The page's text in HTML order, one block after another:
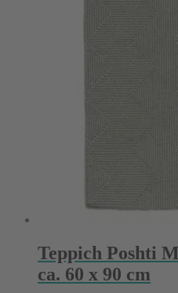
Teppich Poshti
ca. 60 x 90 cm